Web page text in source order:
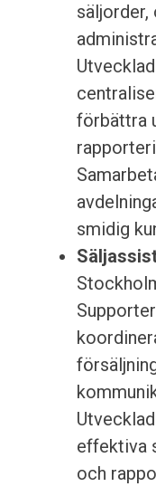
säljorder,
förbättra
smidig
effektiva
och